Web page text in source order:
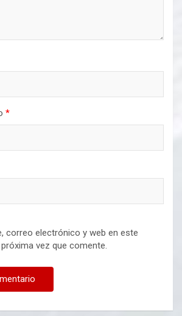
*
correo electrónico y web en este
vez que comente.